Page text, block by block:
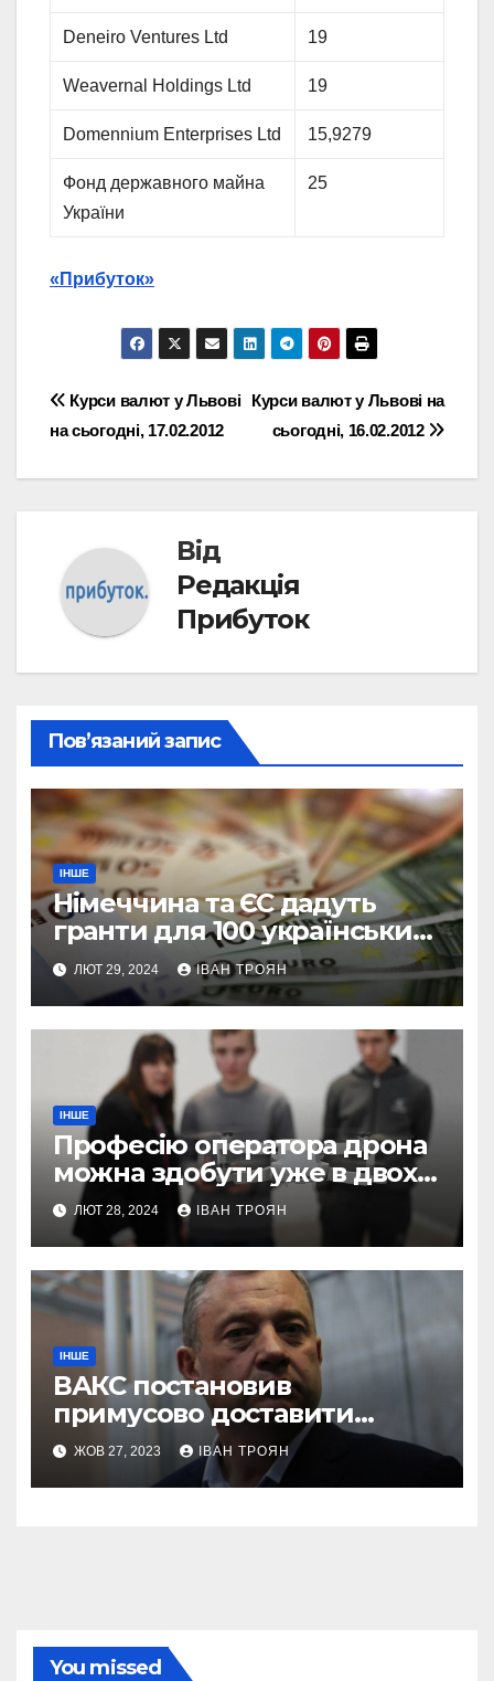
Deneiro Ventures Ltd 19
Weavernal Holdings Ltd 19
Domennium Enterprises Ltd 15,9279
Фонд державного майна
України
25
«Прибуток»
Навігація
записів
Курси валют у Львові на
сьогодні, 16.02.2012
Курси валют у Львові
на сьогодні, 17.02.2012
Від
Редакція
Прибуток
Пов’язаний запис
ІНШЕ
Німеччина та ЄС дадуть
гранти для 100 українських
підприємств
ЛЮТ 29, 2024 ІВАН ТРОЯН
ІНШЕ
Професію оператора дрона
можна здобути уже в двох
профтехах Львівщини
ЛЮТ 28, 2024 ІВАН ТРОЯН
ІНШЕ
ВАКС постановив
примусово доставити
Дубневича до суду
ЖОВ 27, 2023 ІВАН ТРОЯН
You missed